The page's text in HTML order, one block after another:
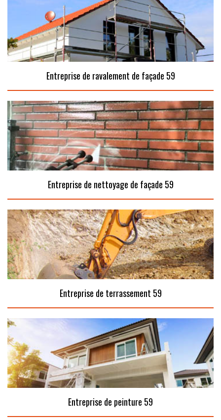
Entreprise de ravalement de façade 59
Entreprise de nettoyage de façade 59
Entreprise de terrassement 59
Entreprise de peinture 59